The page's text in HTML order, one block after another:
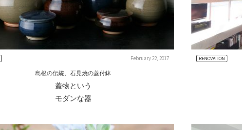
February 22, 2017
島根の伝統、石見焼の蓋付鉢
蓋物という
モダンな器
RENOVATION